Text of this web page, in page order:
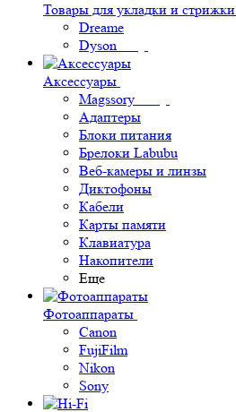
Товары для укладки и стрижки
Dreame
Dyson
Аксессуары
Magssory
Адаптеры
Блоки питания
Брелоки Labubu
Веб-камеры и линзы
Диктофоны
Кабели
Карты памяти
Клавиатура
Накопители
Еще
Фотоаппараты
Canon
FujiFilm
Nikon
Sony